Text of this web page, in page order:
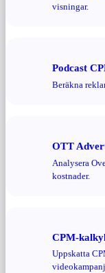
visningar.
Podcast
Beräkna
OTT
Analysera
kostnader.
CPM-
Uppskatta